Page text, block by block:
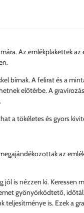
Az emlékplakettek
bírnak. A felirat és a
előtérbe. A
a tökéletes és gyors
az
is nézzen ki. Keressen
gyönyörködtető,
teljesítménye is. Ezek a